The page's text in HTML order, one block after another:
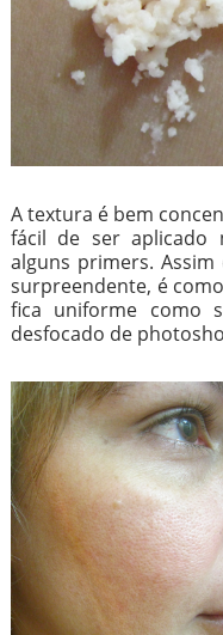
A textura é bem
fácil de ser aplicado
alguns primers.
surpreendente, é
fica uniforme como
desfocado de